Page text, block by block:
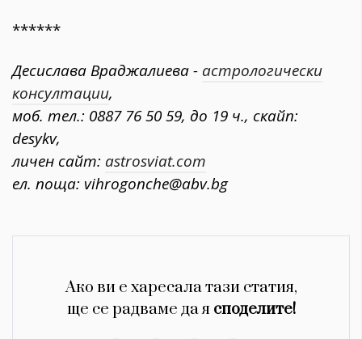
******
Десислава Враджалиева - астрологически
консултации,
моб. тел.: 0887 76 50 59, до 19 ч., скайп:
desykv,
личен сайт: astrosviat.com
ел. поща: vihrogonche@abv.bg
Ако ви е харесала тази статия,
ще се радваме да я споделите!